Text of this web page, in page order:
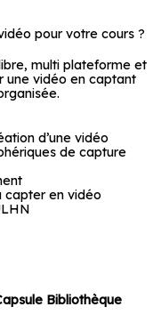
pour votre cours ?
multi plateforme et
une vidéo en captant
d’une vidéo
de capture
capter en vidéo
Bibliothèque